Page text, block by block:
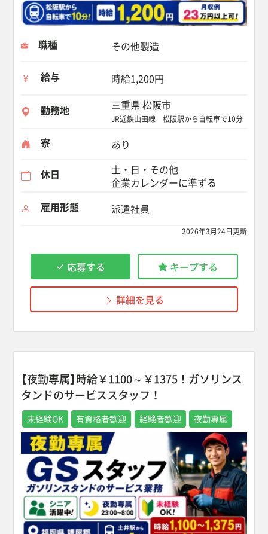
職種 その他製造
給与 時給1,200円
勤務地 三重県 松阪市
JR近鉄山田線 松阪駅から自転車で10分
寮 あり
休日
土・日・その他
企業カレンダーに準ずる
雇用形態
派遣社員
2026年3月24日更新
応募する キープする
詳細を見る
【夜勤専属】時給￥1100～￥1375！ガソリンス
タンドのサービススタッフ！
未経験OK 有資格者歓迎 経験者歓迎 夜勤専属